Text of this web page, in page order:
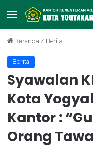
Menu
Beranda / Berita
Berita
Syawalan
Kota
Kantor :
Orang